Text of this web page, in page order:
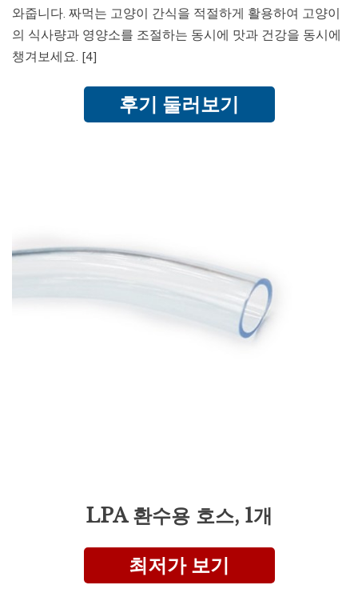
와줍니다. 짜먹는 고양이 간식을 적절하게 활용하여 고양이
의 식사량과 영양소를 조절하는 동시에 맛과 건강을 동시에
챙겨보세요. [4]
후기 둘러보기
LPA 환수용 호스, 1개
최저가 보기